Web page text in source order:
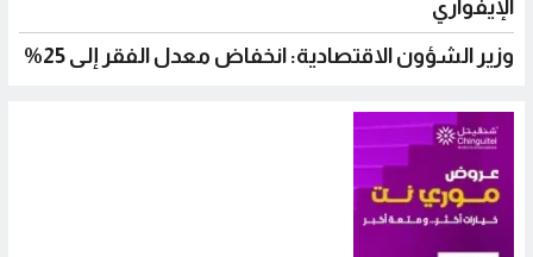
الإيفواري
وزير الشؤون الاقتصادية: انخفاض معدل الفقر إلى 25%